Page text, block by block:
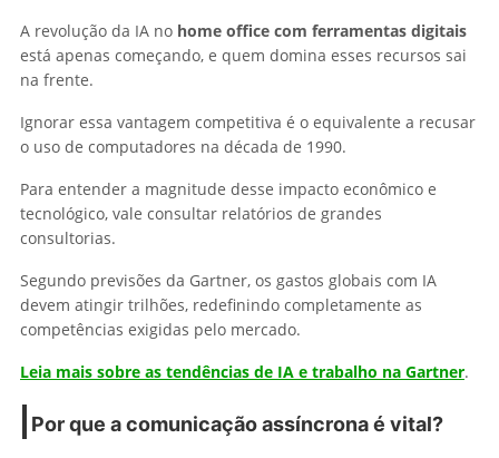
A revolução da IA no home office com ferramentas digitais
está apenas começando, e quem domina esses recursos sai
na frente.
Ignorar essa vantagem competitiva é o equivalente a recusar
o uso de computadores na década de 1990.
Para entender a magnitude desse impacto econômico e
tecnológico, vale consultar relatórios de grandes
consultorias.
Segundo previsões da Gartner, os gastos globais com IA
devem atingir trilhões, redefinindo completamente as
competências exigidas pelo mercado.
Leia mais sobre as tendências de IA e trabalho na Gartner.
Por que a comunicação assíncrona é vital?